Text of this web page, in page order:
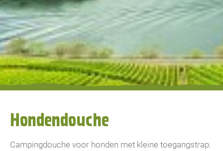
Hondendouche
Campingdouche voor honden met kleine toegangstrap.